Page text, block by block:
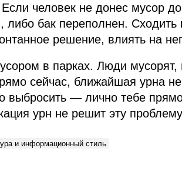
человек не донес мусор
либо бак переполнен.
решение, влиять на
в парках. Люди мусорят,
сейчас, ближайшая урна
выбросить — лично тебе прямо
урн не решит эту
и информационный стиль